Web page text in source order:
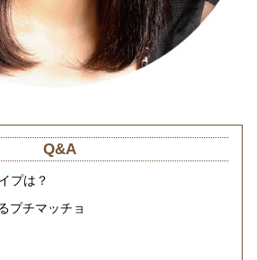
Q&A
プは？
プチマッチョ